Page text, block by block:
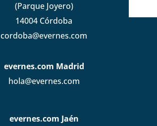
(Parque Joyero)
14004 Córdoba
cordoba@evernes.com
evernes.com Madrid
hola@evernes.com
evernes.com Jaén